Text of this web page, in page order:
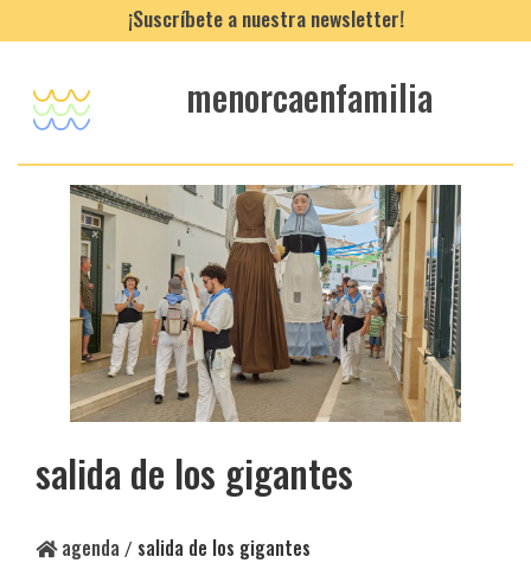
¡Suscríbete a nuestra newsletter!
menorcaenfamilia
salida de los gigantes
agenda / salida de los gigantes